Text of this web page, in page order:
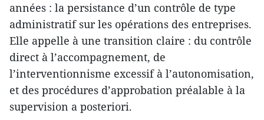
années : la persistance d’un contrôle de type
administratif sur les opérations des entreprises.
Elle appelle à une transition claire : du contrôle
direct à l’accompagnement, de
l’interventionnisme excessif à l’autonomisation,
et des procédures d’approbation préalable à la
supervision a posteriori.